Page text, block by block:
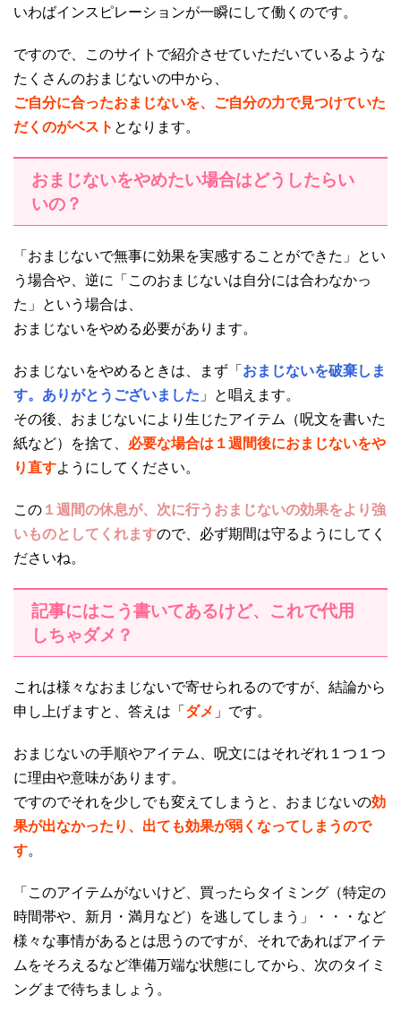
いわばインスピレーションが一瞬にして働くのです。
ですので、このサイトで紹介させていただいているような
たくさんのおまじないの中から、
ご自分に合ったおまじないを、ご自分の力で見つけていた
だくのがベスト となります。
おまじないをやめたい場合はどうしたらい
いの？
「おまじないで無事に効果を実感することができた」とい
う場合や、逆に「このおまじないは自分には合わなかっ
た」という場合は、
おまじないをやめる必要があります。
おまじないをやめるときは、まず「 おまじないを破棄しま
す。ありがとうございました 」と唱えます。
その後、おまじないにより生じたアイテム（呪文を書いた
紙など）を捨て、 必要な場合は１週間後におまじないをや
り直すようにしてください。
この １週間の休息が、次に行うおまじないの効果をより強
いものとしてくれますので、必ず期間は守るようにしてく
ださいね。
記事にはこう書いてあるけど、これで代用
しちゃダメ？
これは様々なおまじないで寄せられるのですが、結論から
申し上げますと、答えは「 ダメ 」です。
おまじないの手順やアイテム、呪文にはそれぞれ１つ１つ
に理由や意味があります。
ですのでそれを少しでも変えてしまうと、おまじないの効
果が出なかったり、出ても効果が弱くなってしまうので
す。
「このアイテムがないけど、買ったらタイミング（特定の
時間帯や、新月・満月など）を逃してしまう」・・・など
様々な事情があるとは思うのですが、それであればアイテ
ムをそろえるなど準備万端な状態にしてから、次のタイミ
ングまで待ちましょう。